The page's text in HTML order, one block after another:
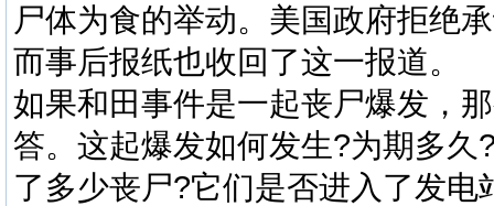
尸体为食的举动。美国政府拒绝
而事后报纸也收回了这一报道。
如果和田事件是一起丧尸爆发，
答。这起爆发如何发生?为期多
了多少丧尸?它们是否进入了发